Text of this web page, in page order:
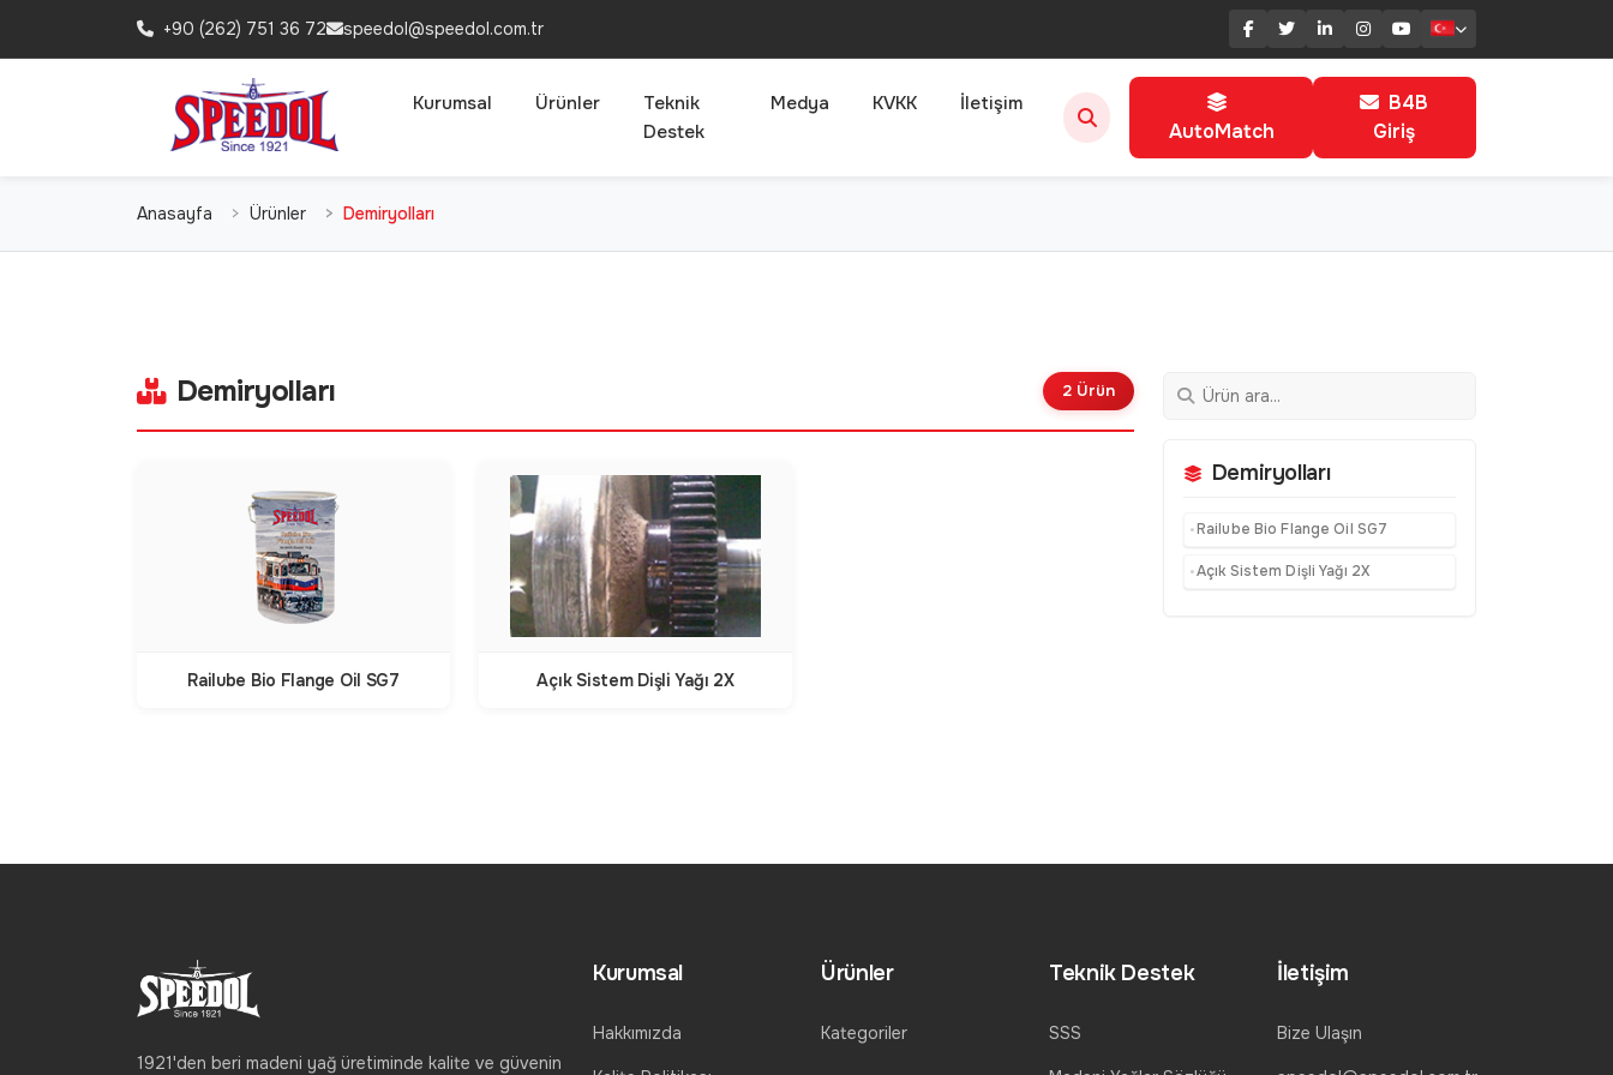
+90 (262) 751 36 72 speedol@speedol.com.tr
Kurumsal Ürünler
Teknik
Destek
Medya KVKK İletişim
AutoMatch
B4B
Giriş
Anasayfa Ürünler Demiryolları
Demiryolları 2 Ürün
Railube Bio Flange Oil SG7 Açık Sistem Dişli Yağı 2X
Demiryolları
Railube Bio Flange Oil SG7
Açık Sistem Dişli Yağı 2X
1921'den beri madeni yağ üretiminde kalite ve güvenin
Kurumsal
Hakkımızda
Ürünler
Kategoriler
Teknik Destek
SSS
İletişim
Bize Ulaşın